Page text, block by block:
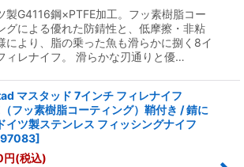
製G4116鋼×PTFE加工。フッ素樹脂コー
グによる優れた防錆性と、低摩擦・非粘
により、脂の乗った魚も滑らかに捌く8イ
ィレナイフ。 滑らかな刃通りと優…
マスタッド 7インチ フィレナイフ
フッ素樹脂コーティング）鞘付き / 錆に
イツ製ステンレス フィッシングナイフ
]
円(税込)